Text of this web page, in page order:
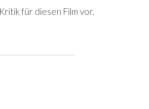
für diesen Film vor.